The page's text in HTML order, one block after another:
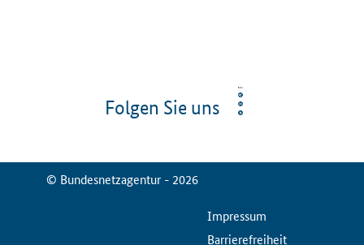
Folgen Sie uns
© Bundesnetzagentur - 2026
ServiceMenuImpressum
Barrierefreiheit